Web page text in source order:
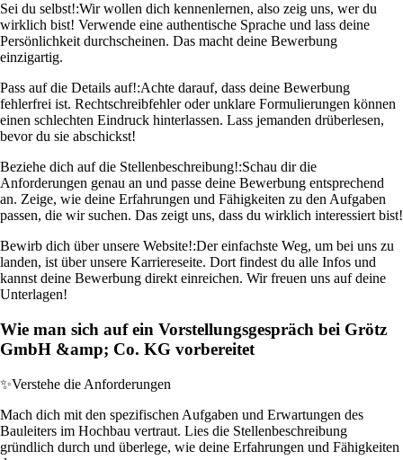
Sei du selbst!:Wir wollen dich kennenlernen, also zeig uns, wer du
wirklich bist! Verwende eine authentische Sprache und lass deine
Persönlichkeit durchscheinen. Das macht deine Bewerbung
einzigartig.
Pass auf die Details auf!:Achte darauf, dass deine Bewerbung
fehlerfrei ist. Rechtschreibfehler oder unklare Formulierungen können
einen schlechten Eindruck hinterlassen. Lass jemanden drüberlesen,
bevor du sie abschickst!
Beziehe dich auf die Stellenbeschreibung!:Schau dir die
Anforderungen genau an und passe deine Bewerbung entsprechend
an. Zeige, wie deine Erfahrungen und Fähigkeiten zu den Aufgaben
passen, die wir suchen. Das zeigt uns, dass du wirklich interessiert bist!
Bewirb dich über unsere Website!:Der einfachste Weg, um bei uns zu
landen, ist über unsere Karriereseite. Dort findest du alle Infos und
kannst deine Bewerbung direkt einreichen. Wir freuen uns auf deine
Unterlagen!
Wie man sich auf ein Vorstellungsgespräch bei Grötz
GmbH &amp; Co. KG vorbereitet
✨Verstehe die Anforderungen
Mach dich mit den spezifischen Aufgaben und Erwartungen des
Bauleiters im Hochbau vertraut. Lies die Stellenbeschreibung
gründlich durch und überlege, wie deine Erfahrungen und Fähigkeiten